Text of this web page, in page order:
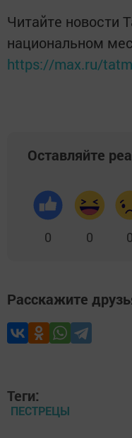
Читайте новости
национальном
https://max.ru/
Оставляйте
0 0 0
Расскажите
Теги:
ПЕСТРЕЦЫ